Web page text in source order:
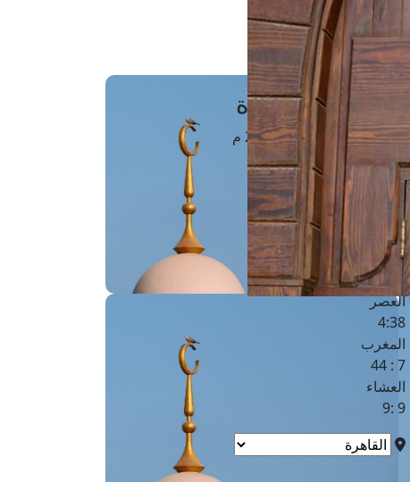
الفتوى الهاتفية
مَواقِيتُ الصَّـــلاة
القاهرة · 07 أغسطس 2026 م
الفجر
4 :41
الشروق
6 :17
الظهر
العصر
4:38
المغرب
7 : 44
العشاء
9 :9